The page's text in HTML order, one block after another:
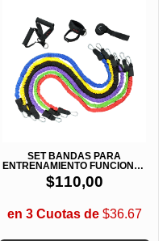
SET BANDAS PARA
ENTRENAMIENTO FUNCIONAL
O CROSSFIT
$110,00
en 3 Cuotas de$36.67